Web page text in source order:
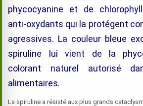
phycocyanine et de
anti-oxydants qui la protégent
agressives. La couleur bleue
spiruline lui vient de la
colorant naturel autorisé
alimentaires.
La spiruline a résisté aux plus grands